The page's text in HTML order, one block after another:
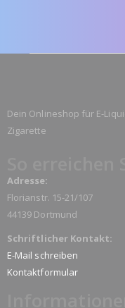
Dein Onlineshop für E-
Zigarette
Adresse:
Florianstr. 15-21/107
44139 Dortmund
Schriftlicher Kontakt:
E-Mail schreiben
Kontaktformular